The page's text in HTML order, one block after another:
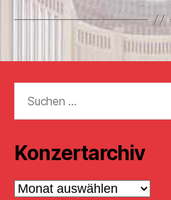
nach:
Konzertarchiv
Konzertarchiv